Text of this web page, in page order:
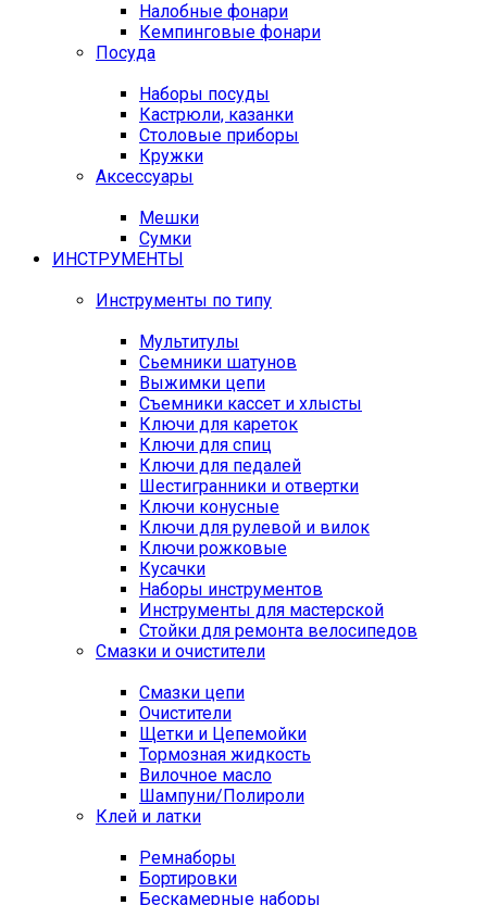
Налобные фонари
Кемпинговые фонари
Посуда
Наборы посуды
Кастрюли, казанки
Столовые приборы
Кружки
Аксессуары
Мешки
Сумки
ИНСТРУМЕНТЫ
Инструменты по типу
Мультитулы
Сьемники шатунов
Выжимки цепи
Съемники кассет и хлысты
Ключи для кареток
Ключи для спиц
Ключи для педалей
Шестигранники и отвертки
Ключи конусные
Ключи для рулевой и вилок
Ключи рожковые
Кусачки
Наборы инструментов
Инструменты для мастерской
Стойки для ремонта велосипедов
Смазки и очистители
Смазки цепи
Очистители
Щетки и Цепемойки
Тормозная жидкость
Вилочное масло
Шампуни/Полироли
Клей и латки
Ремнаборы
Бортировки
Бескамерные наборы